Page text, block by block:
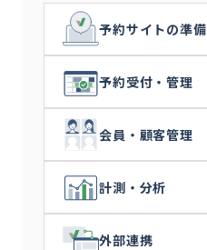
予約サイトの準備
予約受付・管理
会員・顧客管理
計測・分析
外部連携